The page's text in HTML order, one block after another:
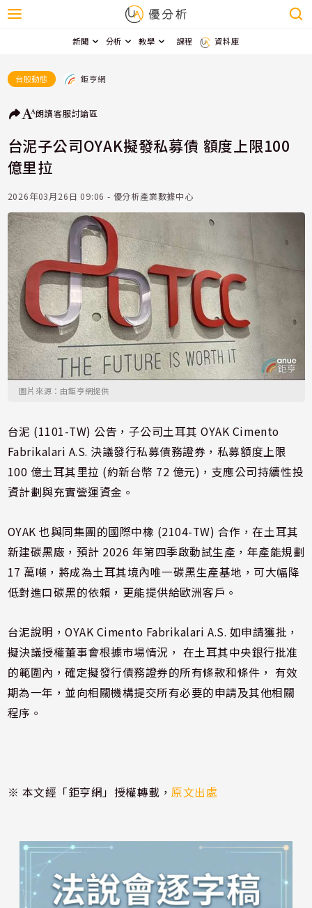
新聞 分析 教學 課程 資料庫
台股動態 鉅亨網
朗讀客服討論區
台泥子公司OYAK擬發私募債 額度上限100
億里拉
2026年03月26日 09:06 - 優分析產業數據中心
圖片來源：由鉅亨網提供
台泥 (1101-TW) 公告，子公司土耳其 OYAK Cimento
Fabrikalari A.S. 決議發行私募債務證券，私募額度上限
100 億土耳其里拉 (約新台幣 72 億元)，支應公司持續性投
資計劃與充實營運資金。
OYAK 也與同集團的國際中橡 (2104-TW) 合作，在土耳其
新建碳黑廠，預計 2026 年第四季啟動試生產，年產能規劃
17 萬噸，將成為土耳其境內唯一碳黑生產基地，可大幅降
低對進口碳黑的依賴，更能提供給歐洲客戶。
台泥說明，OYAK Cimento Fabrikalari A.S. 如申請獲批，
擬決議授權董事會根據市場情況， 在土耳其中央銀行批准
的範圍內，確定擬發行債務證券的所有條款和條件， 有效
期為一年，並向相關機構提交所有必要的申請及其他相關
程序。
※ 本文經「鉅亨網」授權轉載，原文出處